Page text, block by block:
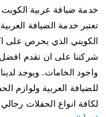
خدمة ضيافة عربية
تعتبر خدمة الضيافة
الكويتي الذي يحرص على
شركتنا على ان تقدم
واجود الخامات. ويوجد
للضيافة العربية ولوازم
لكافة انواع الحفلات